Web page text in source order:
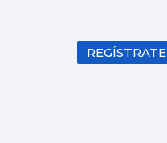
REGÍSTRATE